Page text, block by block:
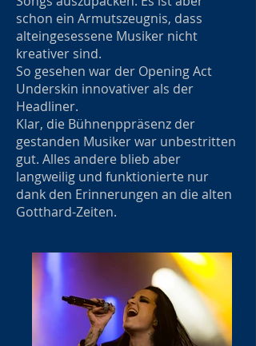
schon ein Armutszeugnis, dass
alteingesessene Musiker nicht
kreativer sind.
So gesehen war der Opening Act
Underskin innovativer als der
Headliner.
Klar, die Bühnenppräsenz der
gestanden Musiker war unbestritten
gut. Alles andere blieb aber
langweilig und funktionierte nur
dank den Erinnerungen an die alten
Gotthard-Zeiten.